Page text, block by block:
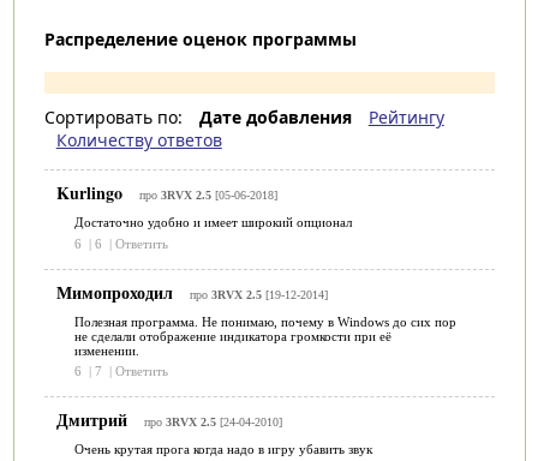
Распределение оценок программы
Сортировать по: Дате добавления
Рейтингу
Количеству ответов
Kurlingo про 3RVX 2.5[05-06-2018]
Достаточно удобно и имеет широкий опционал
6
| 6 | Ответить
Мимопроходил про 3RVX 2.5[19-12-2014]
Полезная программа. Не понимаю, почему в Windows до сих пор
не сделали отображение индикатора громкости при её
изменении.
6
| 7 | Ответить
Дмитрий про 3RVX 2.5[24-04-2010]
Очень крутая прога когда надо в игру убавить звук